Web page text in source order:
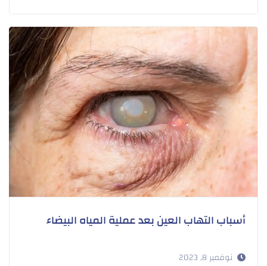
أسباب التهاب العين بعد عملية المياه البيضاء
نوفمبر 8, 2023